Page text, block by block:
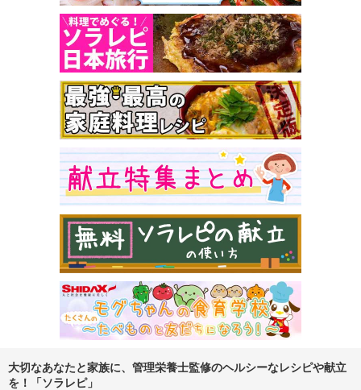
大切なあなたと家族に、管理栄養士監修のヘルシーなレシピや献立
を！「ソラレピ」